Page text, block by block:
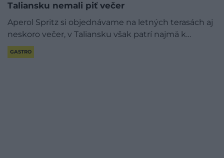
Taliansku nemali piť večer
Aperol Spritz si objednávame na letných terasách aj
neskoro večer, v Taliansku však patrí najmä k…
GASTRO